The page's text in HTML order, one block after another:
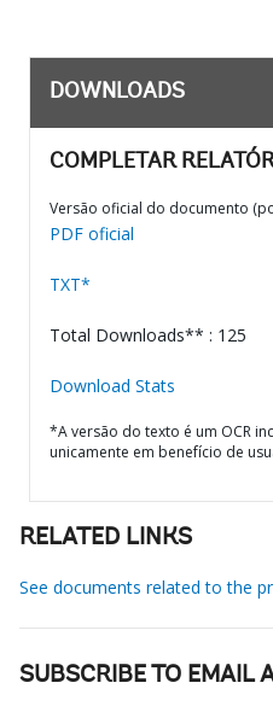
DOWNLOADS
COMPLETAR
Versão oficial do documento
PDF oficial
TXT*
Total Downloads** : 125
Download Stats
*A versão do texto é um OCR
unicamente em benefício de
RELATED LINKS
See documents related to the
SUBSCRIBE TO EMAIL